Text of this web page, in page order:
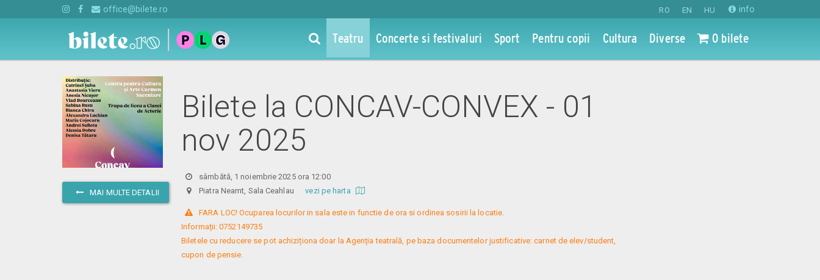
RO EN HU info
office@bilete.ro
Teatru Concerte si festivaluri Sport Pentru copii Cultura Diverse 0 bilete
MAI MULTE DETALII
Bilete la CONCAV-CONVEX - 01
nov 2025
sâmbătă, 1 noiembrie 2025 ora 12:00
Piatra Neamt, Sala Ceahlauvezi pe harta
FARA LOC! Ocuparea locurilor in sala este in functie de ora si ordinea sosirii la locatie.
Informații: 0752149735
Biletele cu reducere se pot achiziționa doar la Agenția teatrală, pe baza documentelor justificative: carnet de elev/student,
cupon de pensie.